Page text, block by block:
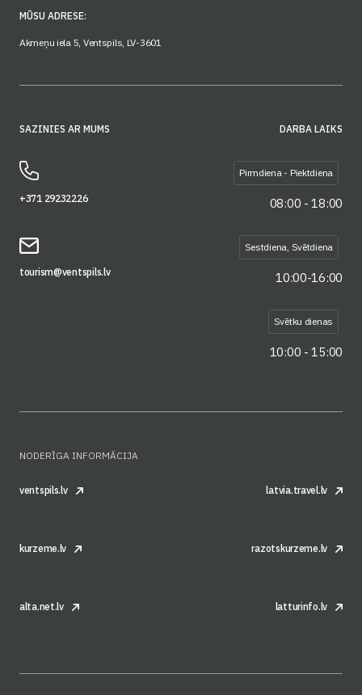
MŪSU ADRESE:
Akmeņu iela 5, Ventspils, LV-3601
SAZINIES AR MUMS
+371 29232226
tourism@ventspils.lv
DARBA LAIKS
Pirmdiena - Piektdiena
08:00 - 18:00
Sestdiena, Svētdiena
10:00-16:00
Svētku dienas
10:00 - 15:00
NODERĪGA INFORMĀCIJA
ventspils.lv latvia.travel.lv
kurzeme.lv razotskurzeme.lv
alta.net.lv latturinfo.lv